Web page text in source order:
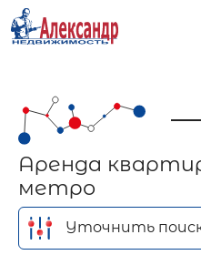
Аренда
метро
Уточнить